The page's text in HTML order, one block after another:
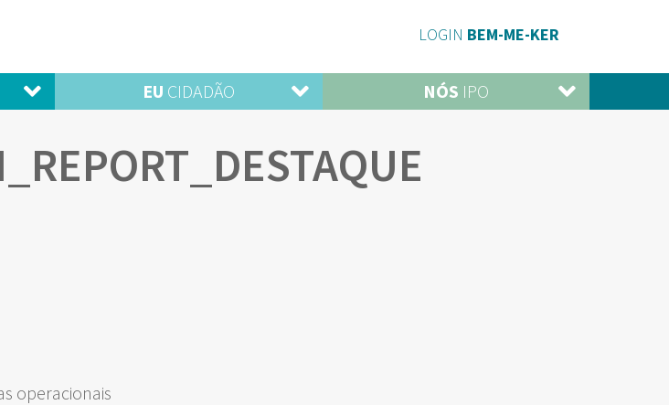
LOGIN BEM-ME-KER
EU CIDADÃO NÓS IPO
operacionais